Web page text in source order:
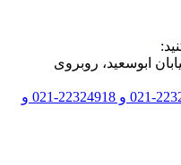
روبروی
021-22324790 و 22324791-021 و 22324918-021 و